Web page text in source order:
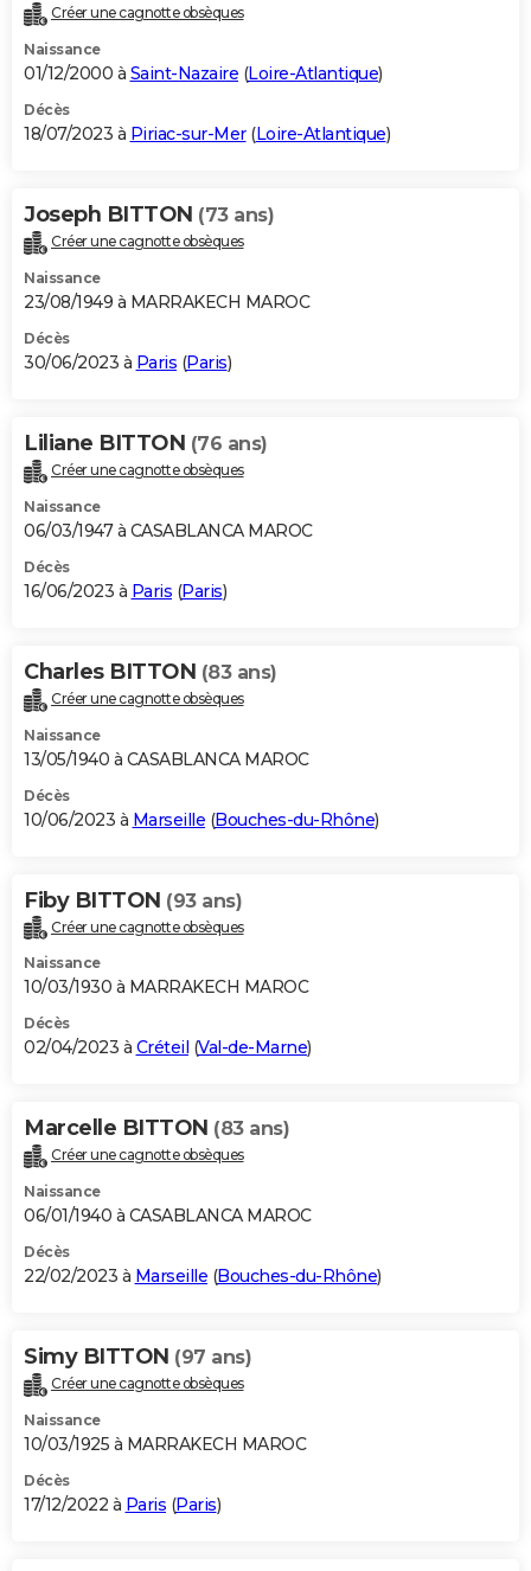
Créer une cagnotte obsèques
Naissance
01/12/2000 à Saint-Nazaire (Loire-Atlantique)
Décès
18/07/2023 à Piriac-sur-Mer(Loire-Atlantique)
Joseph BITTON (73 ans)
Créer une cagnotte obsèques
Naissance
23/08/1949 à MARRAKECH MAROC
Décès
30/06/2023 à Paris (Paris)
Liliane BITTON (76 ans)
Créer une cagnotte obsèques
Naissance
06/03/1947 à CASABLANCA MAROC
Décès
16/06/2023 à Paris (Paris)
Charles BITTON (83 ans)
Créer une cagnotte obsèques
Naissance
13/05/1940 à CASABLANCA MAROC
Décès
10/06/2023 à Marseille (Bouches-du-Rhône)
Fiby BITTON (93 ans)
Créer une cagnotte obsèques
Naissance
10/03/1930 à MARRAKECH MAROC
Décès
02/04/2023 à Créteil (Val-de-Marne)
Marcelle BITTON (83 ans)
Créer une cagnotte obsèques
Naissance
06/01/1940 à CASABLANCA MAROC
Décès
22/02/2023 à Marseille (Bouches-du-Rhône)
Simy BITTON (97 ans)
Créer une cagnotte obsèques
Naissance
10/03/1925 à MARRAKECH MAROC
Décès
17/12/2022 à Paris (Paris)